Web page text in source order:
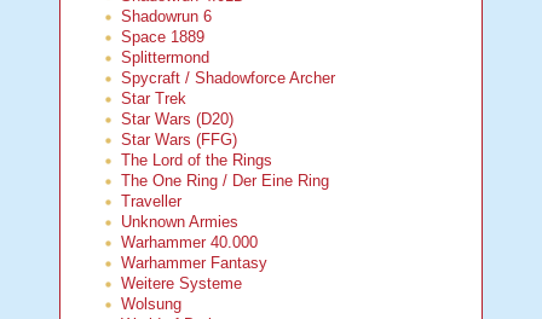
Shadowrun 6
Space 1889
Splittermond
Spycraft / Shadowforce Archer
Star Trek
Star Wars (D20)
Star Wars (FFG)
The Lord of the Rings
The One Ring / Der Eine Ring
Traveller
Unknown Armies
Warhammer 40.000
Warhammer Fantasy
Weitere Systeme
Wolsung